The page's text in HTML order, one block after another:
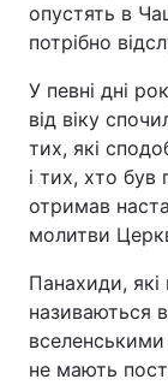
опустять в
потрібно
У певні дні
від віку
тих, які
і тих, хто
отримав
молитви
Панахиди, які
називаються
не мають